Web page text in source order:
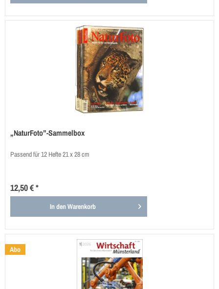
„NaturFoto”-Sammelbox
Passend für 12 Hefte 21 x 28 cm
12,50 € *
In denWarenkorb
Abo